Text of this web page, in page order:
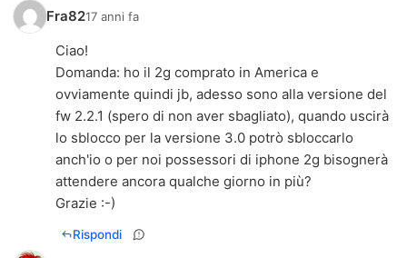
Fra8217 anni fa
Ciao!
Domanda: ho il 2g comprato in America e
ovviamente quindi jb, adesso sono alla versione del
fw 2.2.1 (spero di non aver sbagliato), quando uscirà
lo sblocco per la versione 3.0 potrò sbloccarlo
anch'io o per noi possessori di iphone 2g bisognerà
attendere ancora qualche giorno in più?
Grazie :-)
Rispondi